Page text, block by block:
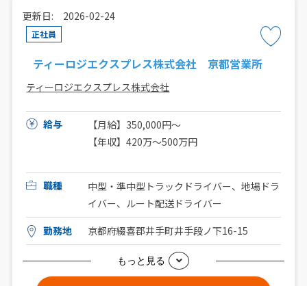
更新日: 2026-02-24
正社員
ティーロジエクスプレス株式会社 京都営業所
ティーロジエクスプレス株式会社
給与
【月給】350,000円～
【年収】420万～500万円
職種
中型・準中型トラックドライバー、地場ドラ
イバー、ルート配送ドライバー
勤務地
京都府綴喜郡井手町井手段ノ下16-15
もっと見る